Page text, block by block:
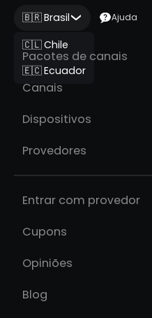
🇧🇷 Brasil
🇨🇱 Chile
🇪🇨 Ecuador
Ajuda
Pacotes de canais
Canais
Dispositivos
Provedores
Entrar com provedor
Cupons
Opiniões
Blog